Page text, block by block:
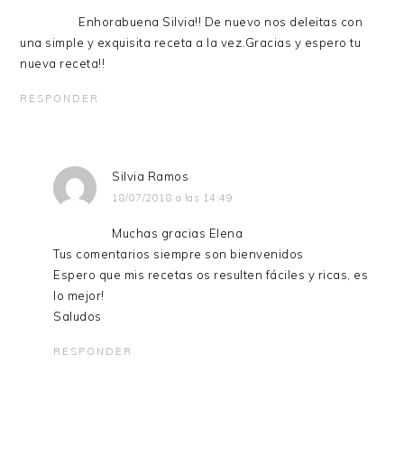
Enhorabuena Silvia!! De nuevo nos deleitas con
una simple y exquisita receta a la vez.Gracias y espero tu
nueva receta!!
RESPONDER
Silvia Ramos
18/07/2018 a las 14:49
Muchas gracias Elena
Tus comentarios siempre son bienvenidos
Espero que mis recetas os resulten fáciles y ricas, es
lo mejor!
Saludos
RESPONDER